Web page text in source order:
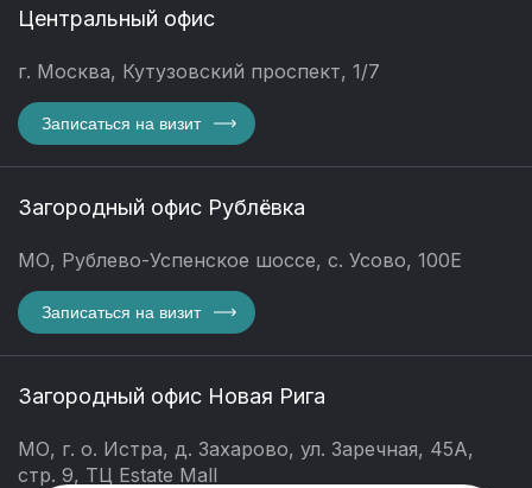
Центральный офис
г. Москва, Кутузовский проспект, 1/7
Записаться на визит
Загородный офис Рублёвка
МО, Рублево-Успенское шоссе, с. Усово, 100Е
Записаться на визит
Загородный офис Новая Рига
МО, г. о. Истра, д. Захарово, ул. Заречная, 45А,
стр. 9, ТЦ Estate Mall